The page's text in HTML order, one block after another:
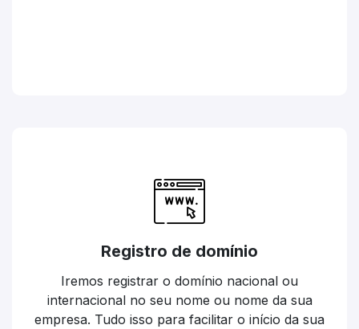
Registro de domínio
Iremos registrar o domínio nacional ou
internacional no seu nome ou nome da sua
empresa. Tudo isso para facilitar o início da sua